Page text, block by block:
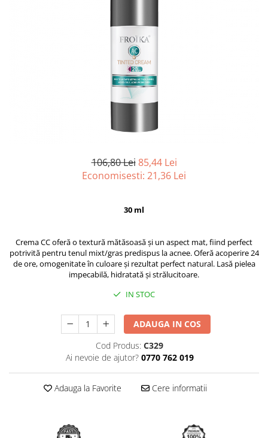
106,80 Lei 85,44 Lei
Economisesti: 21,36 Lei
30 ml
Crema CC oferă o textură mătăsoasă și un aspect mat, fiind perfect
potrivită pentru tenul mixt/gras predispus la acnee. Oferă acoperire 24
de ore, omogenitate în culoare și rezultat perfect natural. Lasă pielea
impecabilă, hidratată și strălucitoare.
IN STOC
ADAUGA IN COS
Cod Produs: C329
Ai nevoie de ajutor? 0770 762 019
Adauga la Favorite Cere informatii